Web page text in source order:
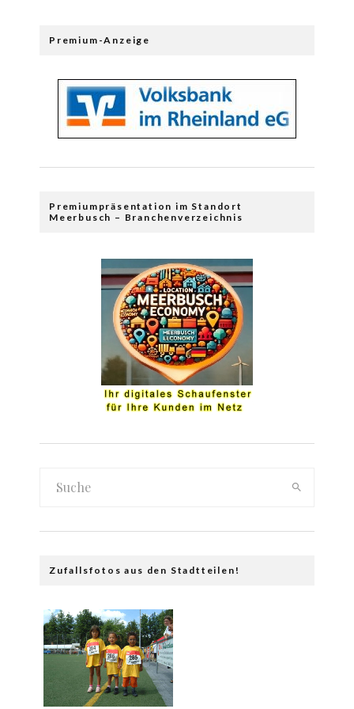
Premium-Anzeige
Premiumpräsentation im Standort
Meerbusch – Branchenverzeichnis
Zufallsfotos aus den Stadtteilen!